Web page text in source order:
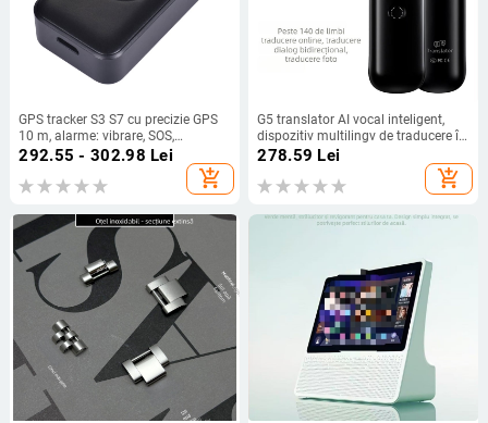
GPS tracker S3 S7 cu precizie GPS
10 m, alarme: vibrare, SOS,
geofence; memorie 32; dimensiuni
292.55 - 302.98 Lei
add_shopping_cart
G5 translator AI vocal inteligent,
dispozitiv multilingv de traducere în
timp real, traducere din fotografii și
278.59 Lei
add_shopping_cart